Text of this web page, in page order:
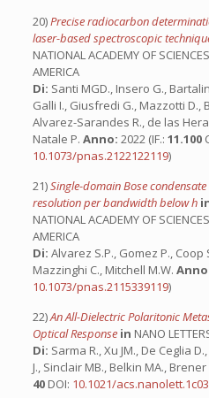
20)Precise radiocarbon
laser-based spectroscopic
NATIONAL ACADEMY OF
AMERICA
Di: Santi MGD., Insero G.,
Galli I., Giusfredi G., Mazzotti D.,
Alvarez-Sarandes R., de las
Natale P. Anno: 2022 (IF.: 11.100
10.1073/pnas.2122122119)
21)Single-domain Bose
resolution per bandwidth below h
NATIONAL ACADEMY OF
AMERICA
Di: Alvarez S.P., Gomez P.,
Mazzinghi C., Mitchell M.W.
10.1073/pnas.2115339119)
22)An All-Dielectric Polaritonic
Optical Response in NANO
Di: Sarma R., Xu JM., De Ceglia
J., Sinclair MB., Belkin MA., Brener
40 DOI: 10.1021/